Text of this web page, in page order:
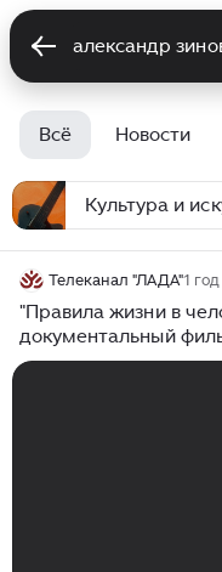
Всё Новости
Культура и
Телеканал "ЛАДА"1 год
"Правила жизни в
документальный